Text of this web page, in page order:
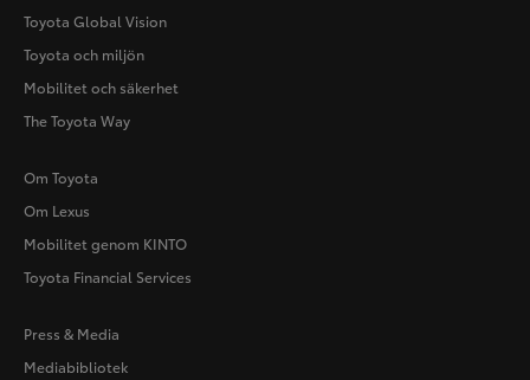
Toyota Global Vision
Toyota och miljön
Mobilitet och säkerhet
The Toyota Way
Om Toyota
Om Lexus
Mobilitet genom KINTO
Toyota Financial Services
Press & Media
Mediabibliotek